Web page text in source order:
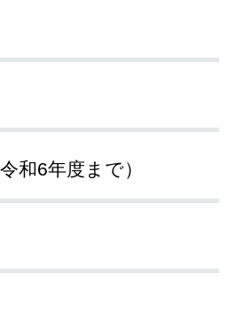
和6年度まで）